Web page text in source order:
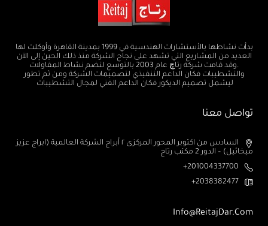
بدأت نشاطها بالأستشارات الهندسية في 1999 بمدينة القاهرة وأوكلت لها
العديد من المشاريع التي تشهد على نجاح الشركة منذ ذلك الحين إلى الآن
.وقد قامت شركة رتاچ عام 2003 بالتوسع لتضم نشاط المقاولات
والتشطيبات فكان الداعم التنفيذي لتصميمات الشركة ومن ثم تطور
ليشمل تصميم الديكور فكان الداعم الفني لمجال التشطيبات
تواصل معنا
السادس من اكتوبر المحور المركزى ٢ أبراج الشركة العالمية (ابراج عزيز
ميخائيل) – الدور 2 مكتب رتاج
201004337700+
2038382477+
Info@ReitajDar.com